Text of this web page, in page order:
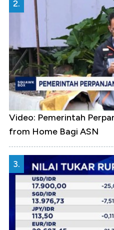
2.
Video: Pemerintah
from Home Bagi ASN
3.